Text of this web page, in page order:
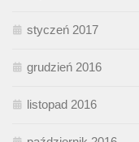
styczeń 2017
grudzień 2016
listopad 2016